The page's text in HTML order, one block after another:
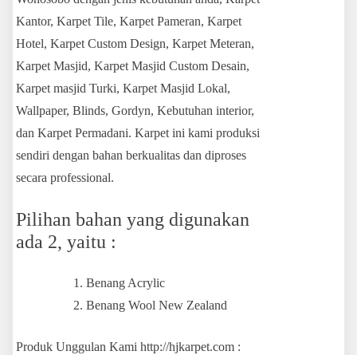
Kantor, Karpet Tile, Karpet Pameran, Karpet
Hotel, Karpet Custom Design, Karpet Meteran,
Karpet Masjid, Karpet Masjid Custom Desain,
Karpet masjid Turki, Karpet Masjid Lokal,
Wallpaper, Blinds, Gordyn, Kebutuhan interior,
dan Karpet Permadani. Karpet ini kami produksi
sendiri dengan bahan berkualitas dan diproses
secara professional.
Pilihan bahan yang digunakan
ada 2, yaitu :
Benang Acrylic
Benang Wool New Zealand
Produk Unggulan Kami http://hjkarpet.com :